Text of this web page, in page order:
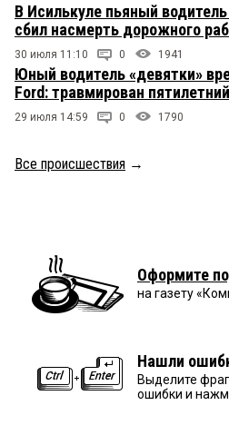
В Исилькуле пьяный
сбил насмерть дорожного
30 июля 11:10 0 1941
Юный водитель «девятки»
Ford: травмирован
29 июля 14:59 0 1790
Все происшествия →
Оформите
на газету
Нашли
Выделите
ошибки и